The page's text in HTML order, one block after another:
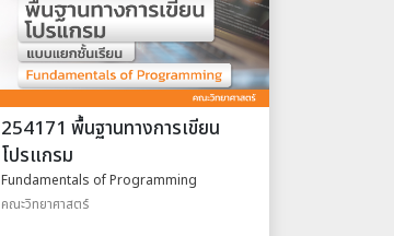
254171 พื้นฐานทางการเขียน
โปรแกรม
Fundamentals of Programming
คณะวิทยาศาสตร์